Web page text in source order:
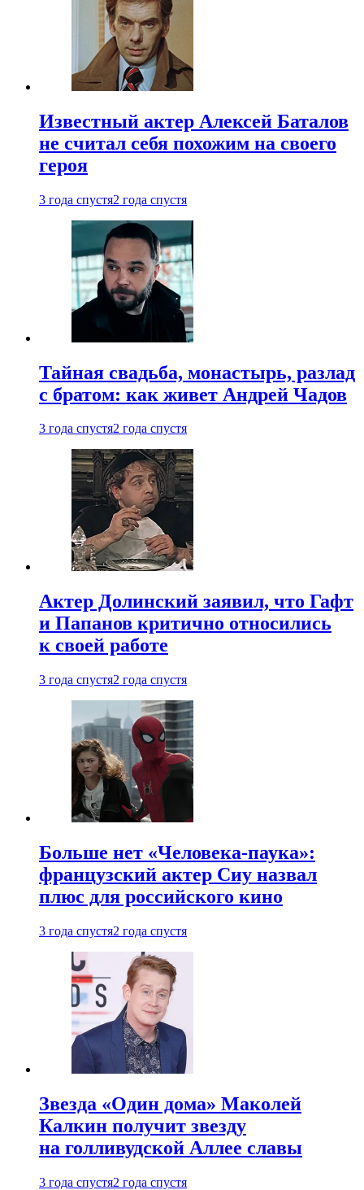
Известный актер Алексей Баталов
не считал себя похожим на своего
героя
3 года спустя2 года спустя
Тайная свадьба, монастырь, разлад
с братом: как живет Андрей Чадов
3 года спустя2 года спустя
Актер Долинский заявил, что Гафт
и Папанов критично относились
к своей работе
3 года спустя2 года спустя
Больше нет «Человека-паука»:
французский актер Сиу назвал
плюс для российского кино
3 года спустя2 года спустя
Звезда «Один дома» Маколей
Калкин получит звезду
на голливудской Аллее славы
3 года спустя2 года спустя